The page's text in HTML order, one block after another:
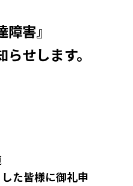
障害』
せします。
た皆様に御礼申